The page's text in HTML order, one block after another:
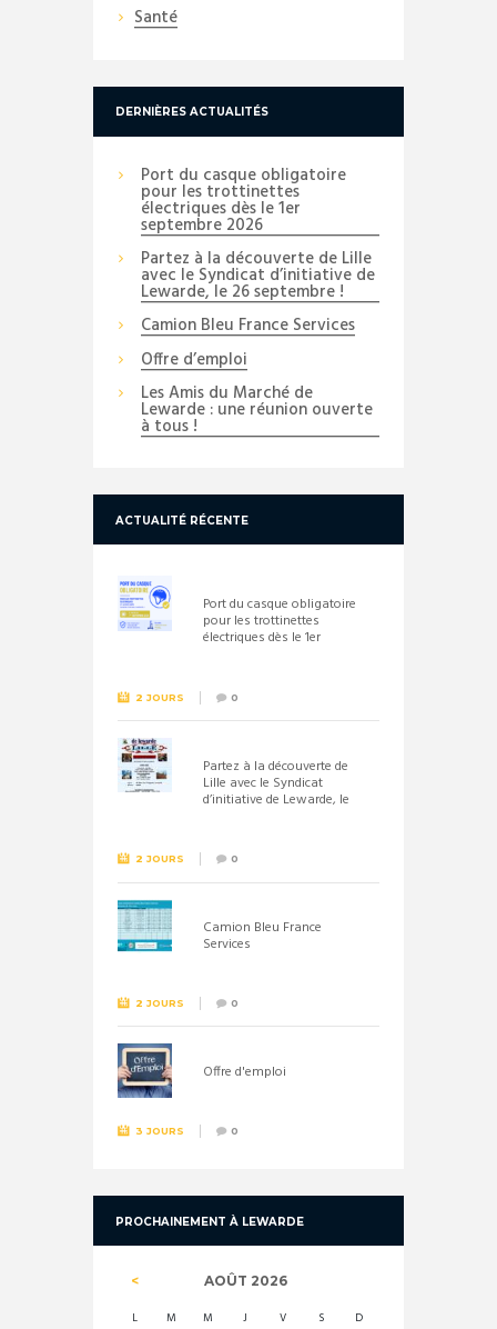
Santé
DERNIÈRES ACTUALITÉS
Port du casque obligatoire
pour les trottinettes
électriques dès le 1er
septembre 2026
Partez à la découverte de Lille
avec le Syndicat d’initiative de
Lewarde, le 26 septembre !
Camion Bleu France Services
Offre d’emploi
Les Amis du Marché de
Lewarde : une réunion ouverte
à tous !
ACTUALITÉ RÉCENTE
Port du casque obligatoire
pour les trottinettes
électriques dès le 1er
2 JOURS 0
Partez à la découverte de
Lille avec le Syndicat
d’initiative de Lewarde, le
2 JOURS 0
Camion Bleu France
Services
2 JOURS 0
Offre d'emploi
3 JOURS 0
PROCHAINEMENT À LEWARDE
AOÛT 2026
L M M J V S D